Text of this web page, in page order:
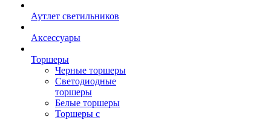
Аутлет светильников
Аксессуары
Торшеры
Черные торшеры
Светодиодные
торшеры
Белые торшеры
Торшеры с